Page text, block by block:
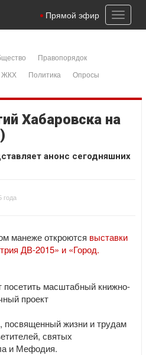
Toggle
Прямой эфир
Правопорядок
ЖКХ Политика
Опросы
Хабаровска на
анонс сегодняшних
года
манеже откроются выставки
ДВ-2015» и «Город.
масштабный книжно-
проект
жизни и трудам
святых
и Мефодия.